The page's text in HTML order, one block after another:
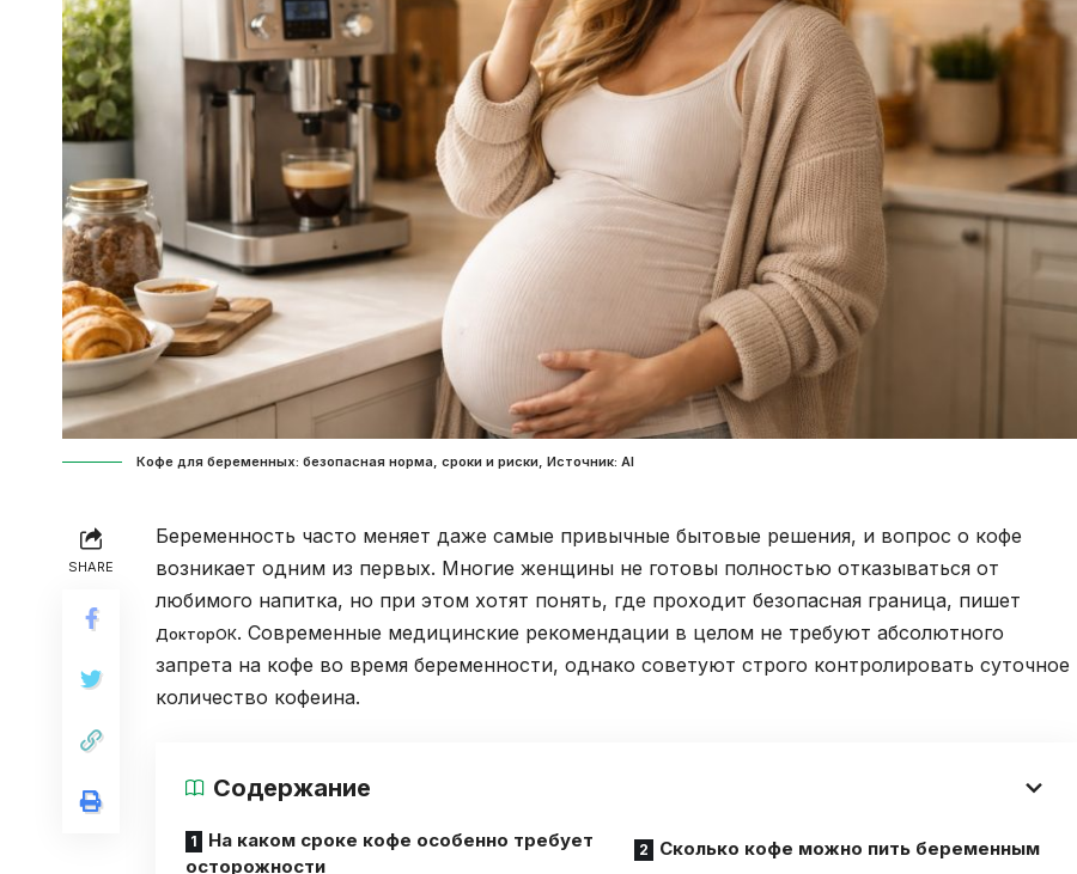
Кофе для беременных: безопасная норма, сроки и риски, Источник: Al
SHARE
Беременность часто меняет даже самые привычные бытовые решения, и вопрос о кофе
возникает одним из первых. Многие женщины не готовы полностью отказываться от
любимого напитка, но при этом хотят понять, где проходит безопасная граница, пишет
ДокторОК. Современные медицинские рекомендации в целом не требуют абсолютного
запрета на кофе во время беременности, однако советуют строго контролировать суточное
количество кофеина.
Содержание
На каком сроке кофе особенно требует
осторожности
Сколько кофе можно пить беременным